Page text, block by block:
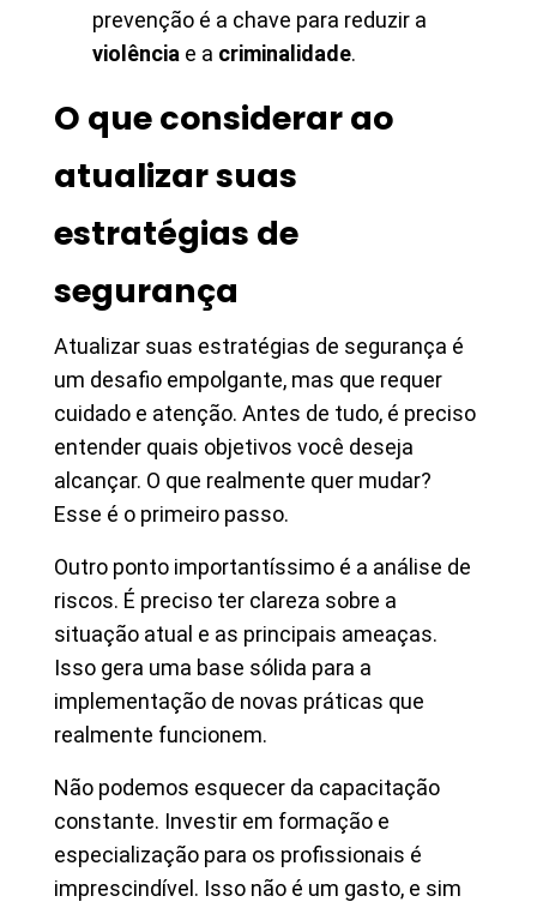
prevenção é a chave para reduzir a
violência e a criminalidade.
O que considerar ao
atualizar suas
estratégias de
segurança
Atualizar suas estratégias de segurança é
um desafio empolgante, mas que requer
cuidado e atenção. Antes de tudo, é preciso
entender quais objetivos você deseja
alcançar. O que realmente quer mudar?
Esse é o primeiro passo.
Outro ponto importantíssimo é a análise de
riscos. É preciso ter clareza sobre a
situação atual e as principais ameaças.
Isso gera uma base sólida para a
implementação de novas práticas que
realmente funcionem.
Não podemos esquecer da capacitação
constante. Investir em formação e
especialização para os profissionais é
imprescindível. Isso não é um gasto, e sim